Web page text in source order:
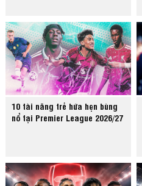
10 tài năng trẻ hứa hẹn bùng
nổ tại Premier League 2026/27